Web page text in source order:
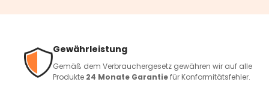
Gewährleistung
Gemäß dem Verbrauchergesetz gewähren wir auf alle
Produkte 24 Monate Garantiefür Konformitätsfehler.